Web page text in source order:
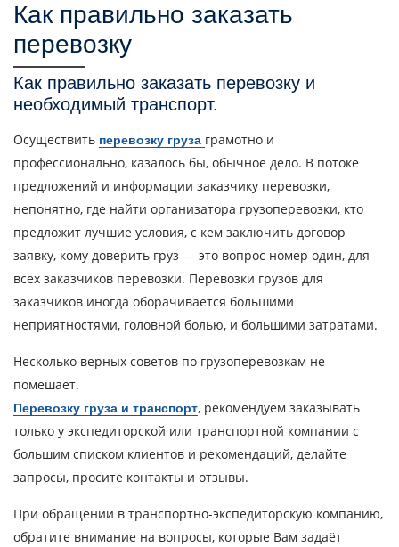
Как правильно заказать
перевозку
Как правильно заказать перевозку и
необходимый транспорт.
Осуществить перевозку груза грамотно и
профессионально, казалось бы, обычное дело. В потоке
предложений и информации заказчику перевозки,
непонятно, где найти организатора грузоперевозки, кто
предложит лучшие условия, с кем заключить договор
заявку, кому доверить груз — это вопрос номер один, для
всех заказчиков перевозки. Перевозки грузов для
заказчиков иногда оборачивается большими
неприятностями, головной болью, и большими затратами.
Несколько верных советов по грузоперевозкам не
помешает.
Перевозку груза и транспорт, рекомендуем заказывать
только у экспедиторской или транспортной компании с
большим списком клиентов и рекомендаций, делайте
запросы, просите контакты и отзывы.
При обращении в транспортно-экспедиторскую компанию,
обратите внимание на вопросы, которые Вам задаёт